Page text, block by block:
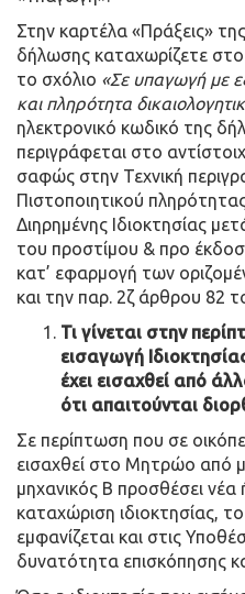
Στην καρτέλα «Πράξεις»
δήλωσης καταχωρίζετε
το σχόλιο «Σε υπαγωγή με
και πληρότητα
ηλεκτρονικό κωδικό της
περιγράφεται στο
σαφώς στην Τεχνική
Πιστοποιητικού
Διηρημένης Ιδιοκτησίας
του προστίμου & προ
κατ’ εφαρμογή των
και την παρ. 2ζ άρθρου 82
Τι γίνεται στην
εισαγωγή
έχει εισαχθεί από
ότι απαιτούνται
Σε περίπτωση που σε
εισαχθεί στο Μητρώο από
μηχανικός Β προσθέσει νέα
καταχώριση ιδιοκτησίας,
εμφανίζεται και στις
δυνατότητα επισκόπησης